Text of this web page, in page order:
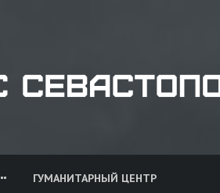
ГУМАНИТАРНЫЙ ЦЕНТР